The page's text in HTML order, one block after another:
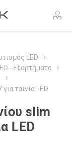
LED
- Εξαρτήματα
ταινία LED
slim
LED